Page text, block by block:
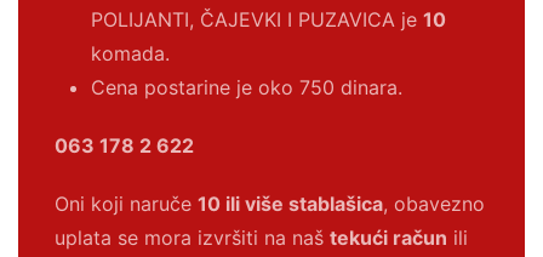
POLIJANTI, ČAJEVKI I PUZAVICA je 10
komada.
Cena postarine je oko 750 dinara.
063 178 2 622
Oni koji naruče 10 ili više stablašica, obavezno
uplata se mora izvršiti na naš tekući račun ili